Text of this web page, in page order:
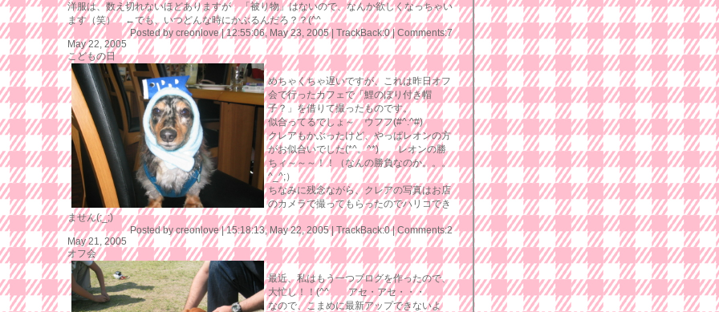
洋服は、数え切れないほどありますが 「被り物」はないので、なんか欲しくなっちゃい
ます（笑） ←でも、いつどんな時にかぶるんだろ？？(^^ゞ
Posted by creonlove |12:55:06, May 23, 2005| TrackBack:0| Comments:7
May 22, 2005
こどもの日
めちゃくちゃ遅いですが、これは昨日オフ
会で行ったカフェで「鯉のぼり付き帽
子？」を借りて撮ったものです。
似合ってるでしょ～ ウフフ(#^.^#)
クレアもかぶったけど、やっぱレオンの方
がお似合いでした(*^。^*) レオンの勝
ちィ～～～！！（なんの勝負なのか。。。
^_^;）
ちなみに残念ながら、クレアの写真はお店
のカメラで撮ってもらったのでハリコでき
ません(;_;)
Posted by creonlove |15:18:13, May 22, 2005|TrackBack:0|Comments:2
May 21, 2005
オフ会
最近、私はもう一つブログを作ったので、
大忙し！！(^^ゞ アセ・アセ・・・
なので、こまめに最新アップできないよ